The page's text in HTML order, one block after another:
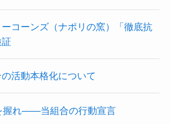
コーンズ（ナポリの窯）「徹底抗
活動本格化について
れ——当組合の行動宣言